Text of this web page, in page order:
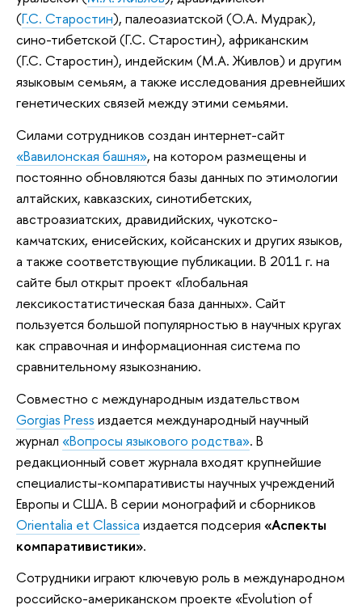
(Г.С. Старостин), палеоазиатской (О.А. Мудрак),
сино-тибетской (Г.С. Старостин), африканским
(Г.С. Старостин), индейским (М.А. Живлов) и другим
языковым семьям, а также исследования древнейших
генетических связей между этими семьями.
Силами сотрудников создан интернет-сайт
«Вавилонская башня», на котором размещены и
постоянно обновляются базы данных по этимологии
алтайских, кавказских, синотибетских,
австроазиатских, дравидийских, чукотско-
камчатских, енисейских, койсанских и других языков,
а также соответствующие публикации. В 2011 г. на
сайте был открыт проект «Глобальная
лексикостатистическая база данных». Сайт
пользуется большой популярностью в научных кругах
как справочная и информационная система по
сравнительному языкознанию.
Совместно с международным издательством
Gorgias Press издается международный научный
журнал «Вопросы языкового родства». В
редакционный совет журнала входят крупнейшие
специалисты-компаративисты научных учреждений
Европы и США. В серии монографий и сборников
Orientalia et Classica издается подсерия «Аспекты
компаративистики».
Сотрудники играют ключевую роль в международном
российско-американском проекте «Evolution of